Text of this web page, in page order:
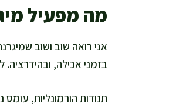
מה מפעיל
אני רואה שוב ושוב
בזמני אכילה,
תנודות הורמונליות,